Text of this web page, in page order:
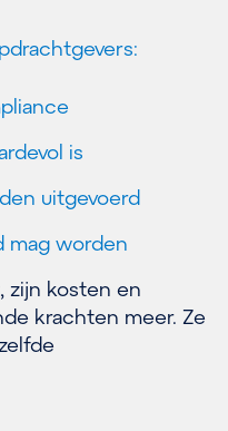
is
uitgevoerd
mag worden
zijn kosten en
krachten meer. Ze